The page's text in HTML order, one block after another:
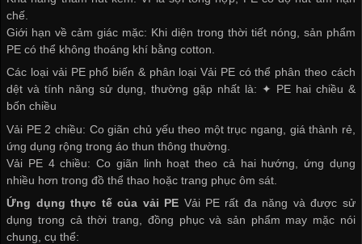
chế.
Giới hạn về cảm giác mặc: Khi diện trong thời tiết nóng, sản phẩm
PE có thể không thoáng khí bằng cotton.
Các loại vải PE phổ biến & phân loại Vải PE có thể phân theo cách
dệt và tính năng sử dụng, thường gặp nhất là: ✦ PE hai chiều &
bốn chiều
Vải PE 2 chiều: Co giãn chủ yếu theo một trục ngang, giá thành rẻ,
ứng dụng rộng trong áo thun thông thường.
Vải PE 4 chiều: Co giãn linh hoạt theo cả hai hướng, ứng dụng
nhiều hơn trong đồ thể thao hoặc trang phục ôm sát.
Ứng dụng thực tế của vải PE Vải PE rất đa năng và được sử
dụng trong cả thời trang, đồng phục và sản phẩm may mặc nói
chung, cụ thể: